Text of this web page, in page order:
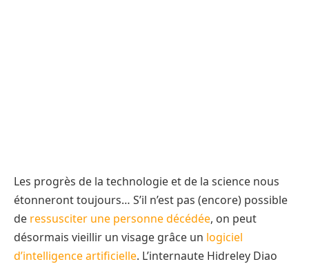
Les progrès de la technologie et de la science nous
étonneront toujours… S’il n’est pas (encore) possible
de ressusciter une personne décédée, on peut
désormais vieillir un visage grâce un logiciel
d’intelligence artificielle. L’internaute Hidreley Diao